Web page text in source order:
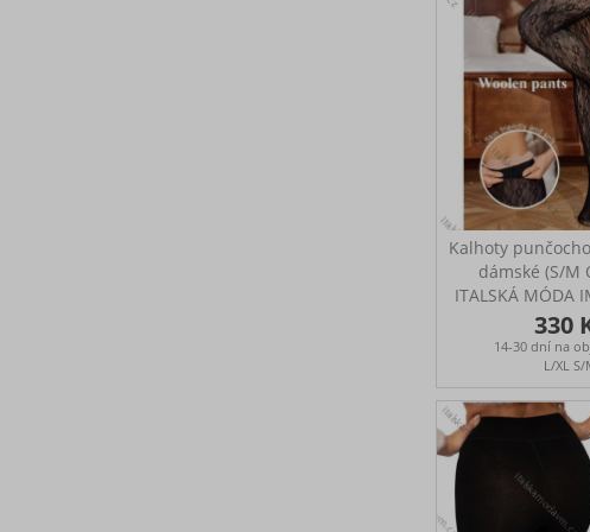
Kalhoty
dámské (S/M
ITALSKÁ MÓDA
330
14-30 dní na
L/XL S/